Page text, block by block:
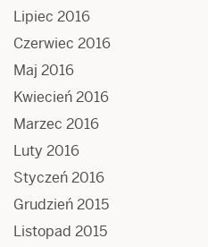
Lipiec 2016
Czerwiec 2016
Maj 2016
Kwiecień 2016
Marzec 2016
Luty 2016
Styczeń 2016
Grudzień 2015
Listopad 2015